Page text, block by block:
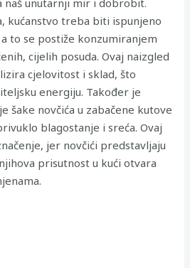
naš unutarnji mir i dobrobit.
kućanstvo treba biti ispunjeno
to se postiže konzumiranjem
cijelih posuda. Ovaj naizgled
cjelovitost i sklad, što
energiju. Također je
šake novčića u zabačene kutove
blagostanje i sreća. Ovaj
jer novčići predstavljaju
prisutnost u kući otvara